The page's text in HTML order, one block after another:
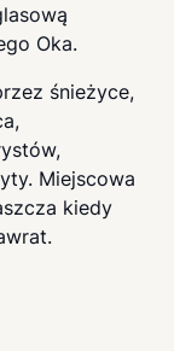
Oka.
śnieżyce,
Miejscowa
kiedy